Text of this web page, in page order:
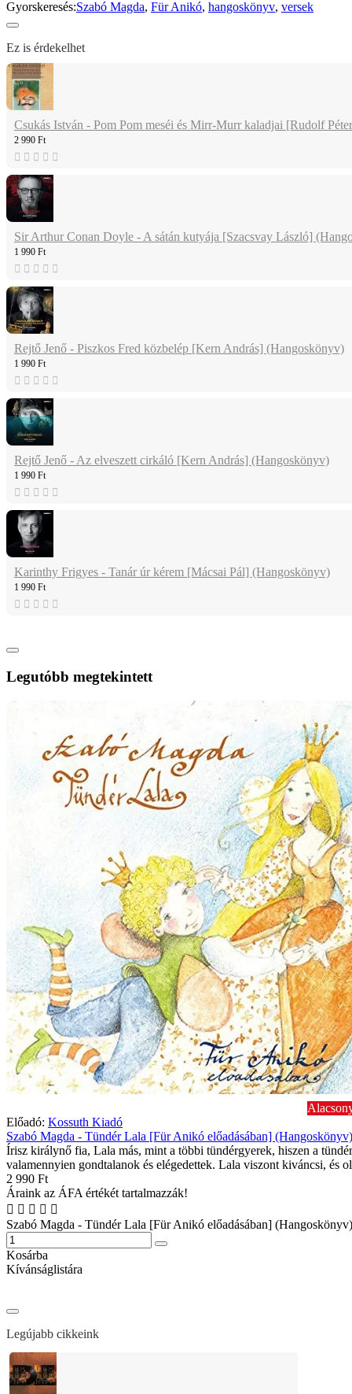
Gyorskeresés:Szabó Magda, Für Anikó, hangoskönyv, versek
Ez is érdekelhet
Csukás István - Pom Pom meséi és Mirr-Murr kaladjai [Rudolf
2 990 Ft
Sir Arthur Conan Doyle - A sátán kutyája [Szacsvay László]
1 990 Ft
Rejtő Jenő - Piszkos Fred közbelép [Kern András] (Hangoskönyv)
1 990 Ft
Rejtő Jenő - Az elveszett cirkáló [Kern András] (Hangoskönyv)
1 990 Ft
Karinthy Frigyes - Tanár úr kérem [Mácsai Pál] (Hangoskönyv)
1 990 Ft
Legutóbb megtekintett
Előadó: Kossuth Kiadó
Szabó Magda - Tündér Lala [Für Anikó előadásában] (Hangoskönyv)
Írisz királynő fia, Lala más, mint a többi tündérgyerek, hiszen a
valamennyien gondtalanok és elégedettek. Lala viszont kiváncsi, és
2 990 Ft
Áraink az ÁFA értékét tartalmazzák!
Szabó Magda - Tündér Lala [Für Anikó előadásában] (Hangoskönyv)
Kosárba
Kívánságlistára
Legújabb cikkeink